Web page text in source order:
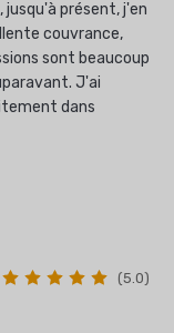
présent, j'en
couvrance,
sont beaucoup
J'ai
dans
(5.0)